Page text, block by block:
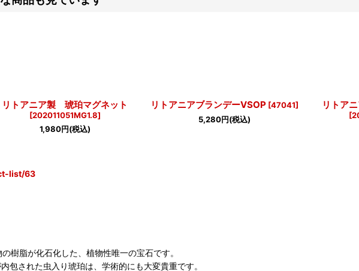
リトアニア製 琥珀マグネット
[202011051MG1.8]
1,980円(税込)
リトアニアブランデーVSOP [47041]
5,280円(税込)
リトア
[
list/63
樹脂が化石化した、植物性唯一の宝石です。
包された虫入り琥珀は、学術的にも大変貴重です。